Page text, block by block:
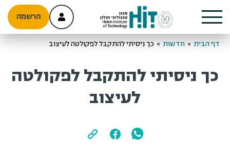
הרשמה
דף הבית > חדשות > כך ניסיתי להתקבל לפקולטה לעיצוב
כך ניסיתי להתקבל לפקולטה
לעיצוב